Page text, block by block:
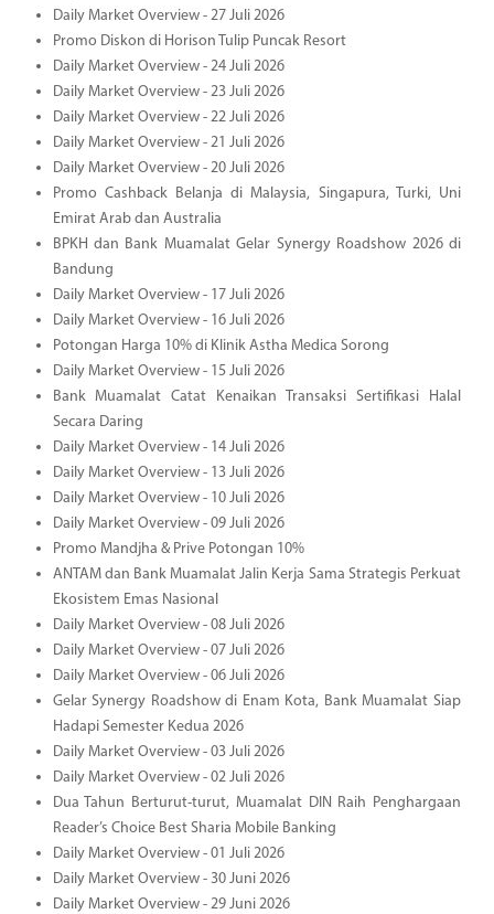
Daily Market Overview - 27 Juli 2026
Promo Diskon di Horison Tulip Puncak Resort
Daily Market Overview - 24 Juli 2026
Daily Market Overview - 23 Juli 2026
Daily Market Overview - 22 Juli 2026
Daily Market Overview - 21 Juli 2026
Daily Market Overview - 20 Juli 2026
Promo Cashback Belanja di Malaysia, Singapura, Turki, Uni
Emirat Arab dan Australia
BPKH dan Bank Muamalat Gelar Synergy Roadshow 2026 di
Bandung
Daily Market Overview - 17 Juli 2026
Daily Market Overview - 16 Juli 2026
Potongan Harga 10% di Klinik Astha Medica Sorong
Daily Market Overview - 15 Juli 2026
Bank Muamalat Catat Kenaikan Transaksi Sertifikasi Halal
Secara Daring
Daily Market Overview - 14 Juli 2026
Daily Market Overview - 13 Juli 2026
Daily Market Overview - 10 Juli 2026
Daily Market Overview - 09 Juli 2026
Promo Mandjha & Prive Potongan 10%
ANTAM dan Bank Muamalat Jalin Kerja Sama Strategis Perkuat
Ekosistem Emas Nasional
Daily Market Overview - 08 Juli 2026
Daily Market Overview - 07 Juli 2026
Daily Market Overview - 06 Juli 2026
Gelar Synergy Roadshow di Enam Kota, Bank Muamalat Siap
Hadapi Semester Kedua 2026
Daily Market Overview - 03 Juli 2026
Daily Market Overview - 02 Juli 2026
Dua Tahun Berturut-turut, Muamalat DIN Raih Penghargaan
Reader’s Choice Best Sharia Mobile Banking
Daily Market Overview - 01 Juli 2026
Daily Market Overview - 30 Juni 2026
Daily Market Overview - 29 Juni 2026